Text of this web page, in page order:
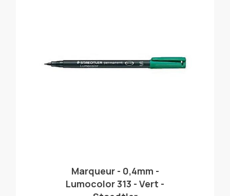
Marqueur - 0,4mm -
Lumocolor 313 - Vert -